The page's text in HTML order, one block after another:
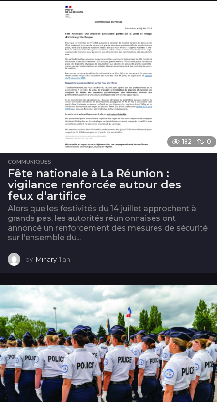
182 0
COMMUNIQUÉS
Fête nationale à La Réunion :
vigilance renforcée autour des
feux d’artifice
Alors que les festivités du 14 juillet approchent à
grands pas, les autorités réunionnaises ont
annoncé un renforcement des mesures de sécurité
sur l’ensemble du...
by Mihary 1 an